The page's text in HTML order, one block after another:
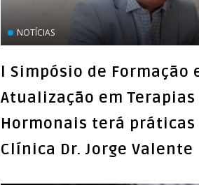
NOTÍCIAS
l Simpósio de Formação
Atualização em Terapias
Hormonais terá práticas
Clínica Dr. Jorge Valente